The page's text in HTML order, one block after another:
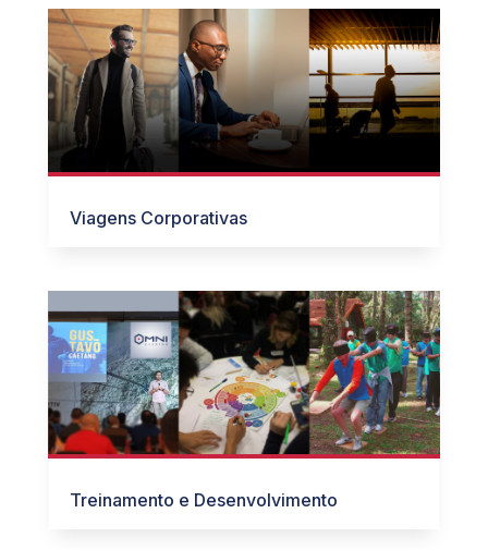
Viagens Corporativas
Treinamento e Desenvolvimento